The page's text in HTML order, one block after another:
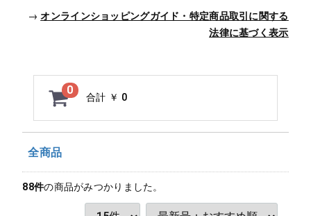
→オンラインショッピングガイド・特定商品取引に関する
法律に基づく表示
0
合計 ￥ 0
全商品
88件の商品がみつかりました。